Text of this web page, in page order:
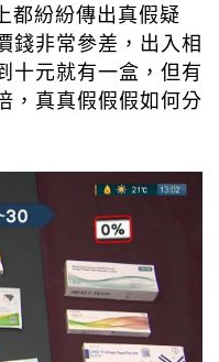
都紛紛傳出真假疑
錢非常參差，出入相
十元就有一盒，但有
，真真假假假如何分